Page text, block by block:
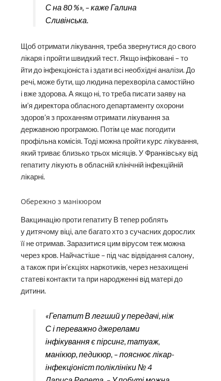
С на 80 %», – каже Галина
Сливінська.
Щоб отримати лікування, треба звернутися до свого
лікаря і пройти швидкий тест. Якщо інфіковані – то
йти до інфекціоніста і здати всі необхідні аналізи. До
речі, може бути, що людина перехворіла самостійно
і вже здорова. А якщо ні, то треба писати заяву на
ім’я директора обласного департаменту охорони
здоров’я з проханням отримати лікування за
державною програмою. Потім це має погодити
профільна комісія. Тоді можна пройти курс лікування,
який триває близько трьох місяців. У Франківську від
гепатиту лікують в обласній клінічній інфекційній
лікарні.
Обережно з манікюром
Вакцинацію проти гепатиту В тепер роблять
у дитячому віці, але багато хто з сучасних дорослих
її не отримав. Заразитися цим вірусом теж можна
через кров. Найчастіше – під час відвідання салону,
а також при ін’єкціях наркотиків, через незахищені
статеві контакти та при народженні від матері до
дитини.
«Гепатит В легший у передачі, ніж
С і переважно джерелами
інфікування є пірсинг, татуаж,
манікюр, педикюр, – пояснює лікар-
інфекціоніст поліклініки № 4